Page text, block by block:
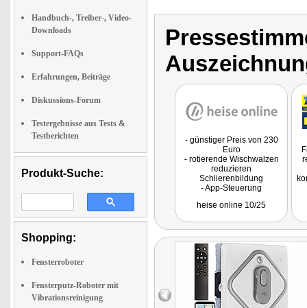
Handbuch-, Treiber-, Video-
Downloads
Support-FAQs
Erfahrungen, Beiträge
Diskussions-Forum
Testergebnisse aus Tests &
Testberichten
Produkt-Suche:
Shopping:
Fensterroboter
Fensterputz-Roboter mit
Vibrationsreinigung
- günstiger Preis von 230
Euro
- rotierende Wischwalzen
reduzieren
Schlierenbildung
- App-Steuerung
heise online 10/25